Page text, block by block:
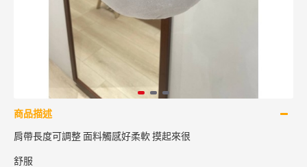
商品描述
肩帶長度可調整 面料觸感好柔軟 摸起來很
舒服